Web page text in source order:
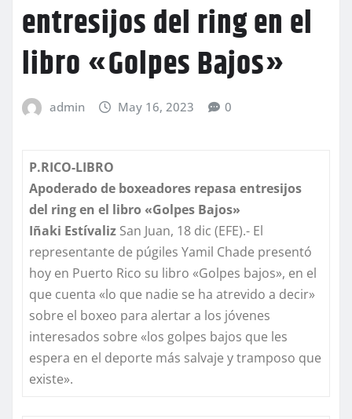
entresijos del ring en el
libro «Golpes Bajos»
admin May 16, 2023 0
P.RICO-LIBRO
Apoderado de boxeadores repasa entresijos
del ring en el libro «Golpes Bajos»
Iñaki Estívaliz San Juan, 18 dic (EFE).- El
representante de púgiles Yamil Chade presentó
hoy en Puerto Rico su libro «Golpes bajos», en el
que cuenta «lo que nadie se ha atrevido a decir»
sobre el boxeo para alertar a los jóvenes
interesados sobre «los golpes bajos que les
espera en el deporte más salvaje y tramposo que
existe».